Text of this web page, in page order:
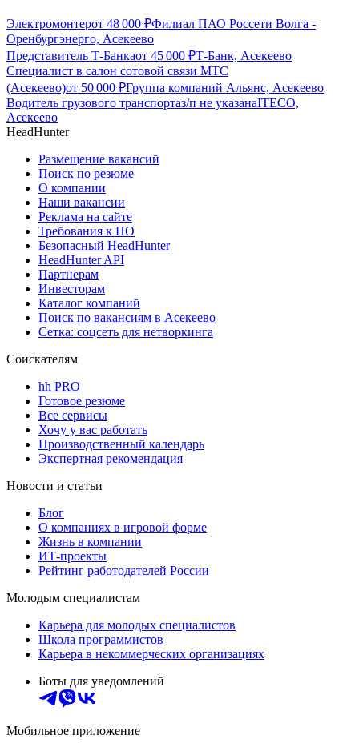
Электромонтерот 48 000 ₽Филиал ПАО Россети Волга -
Оренбургэнерго, Асекеево
Представитель Т-Банкаот 45 000 ₽Т-Банк, Асекеево
Специалист в салон сотовой связи МТС
(Асекеево)от 50 000 ₽Группа компаний Альянс, Асекеево
Водитель грузового транспортаз/п не указанаITECO,
Асекеево
HeadHunter
Размещение вакансий
Поиск по резюме
О компании
Наши вакансии
Реклама на сайте
Требования к ПО
Безопасный HeadHunter
HeadHunter API
Партнерам
Инвесторам
Каталог компаний
Поиск по вакансиям в Асекеево
Сетка: соцсеть для нетворкинга
Соискателям
hh PRO
Готовое резюме
Все сервисы
Хочу у вас работать
Производственный календарь
Экспертная рекомендация
Новости и статьи
Блог
О компаниях в игровой форме
Жизнь в компании
ИТ-проекты
Рейтинг работодателей России
Молодым специалистам
Карьера для молодых специалистов
Школа программистов
Карьера в некоммерческих организациях
Боты для уведомлений
Мобильное приложение